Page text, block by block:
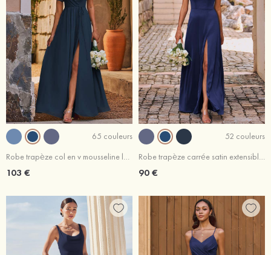
65 couleurs
Robe trapèze col en v mousseline longueur ras du sol robe de demoiselle d'honneur avec ceinture fendue
103 €
52 couleurs
Robe trapèze carrée satin extensible longueur ras du sol robe de demoiselle d'honneur avec volants fendue
90 €